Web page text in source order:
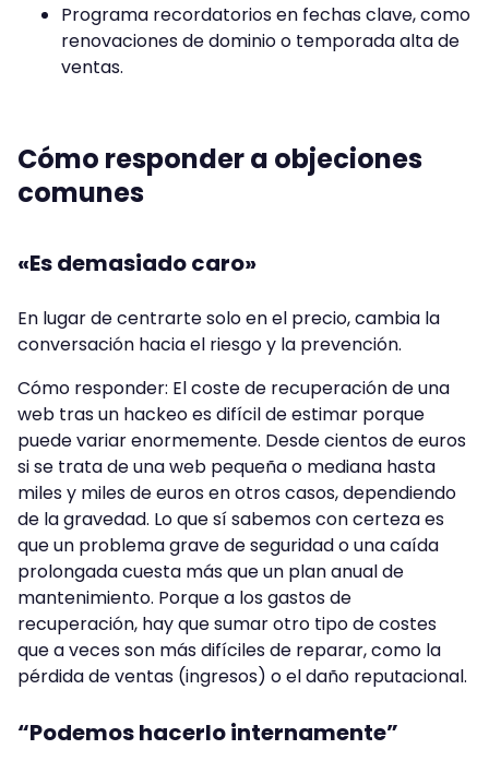
Programa recordatorios en fechas clave, como
renovaciones de dominio o temporada alta de
ventas.
Cómo responder a objeciones
comunes
«Es demasiado caro»
En lugar de centrarte solo en el precio, cambia la
conversación hacia el riesgo y la prevención.
Cómo responder: El coste de recuperación de una
web tras un hackeo es difícil de estimar porque
puede variar enormemente. Desde cientos de euros
si se trata de una web pequeña o mediana hasta
miles y miles de euros en otros casos, dependiendo
de la gravedad. Lo que sí sabemos con certeza es
que un problema grave de seguridad o una caída
prolongada cuesta más que un plan anual de
mantenimiento. Porque a los gastos de
recuperación, hay que sumar otro tipo de costes
que a veces son más difíciles de reparar, como la
pérdida de ventas (ingresos) o el daño reputacional.
“Podemos hacerlo internamente”